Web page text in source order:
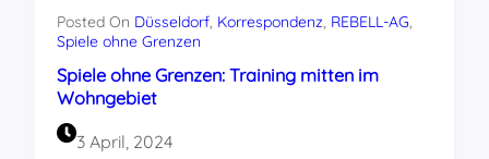
Posted On Düsseldorf, Korrespondenz, REBELL-AG
Spiele ohne Grenzen
Spiele ohne Grenzen: Training mitten im
Wohngebiet
3 April, 2024